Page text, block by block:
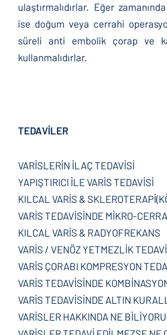
ulaştırmalıdırlar. Eğer
ise doğum veya cerrahi
süreli anti embolik çorap ve
kullanmalıdırlar.
TEDAVİLER
VARİSLERİN İLAÇ TEDAVİSİ
YAPIŞTIRICI İLE VARİS TEDAVİSİ
KILCAL VARİS &
VARİS TEDAVİSİNDE MİKRO-
KILCAL VARİS & RADYOFREKANS
VARİS / VENÖZ YETMEZLİK
VARİS ÇORABI KOMPRESYON
VARİS TEDAVİSİNDE
VARİS TEDAVİSİNDE ALTIN
VARİSLER HAKKINDA NE